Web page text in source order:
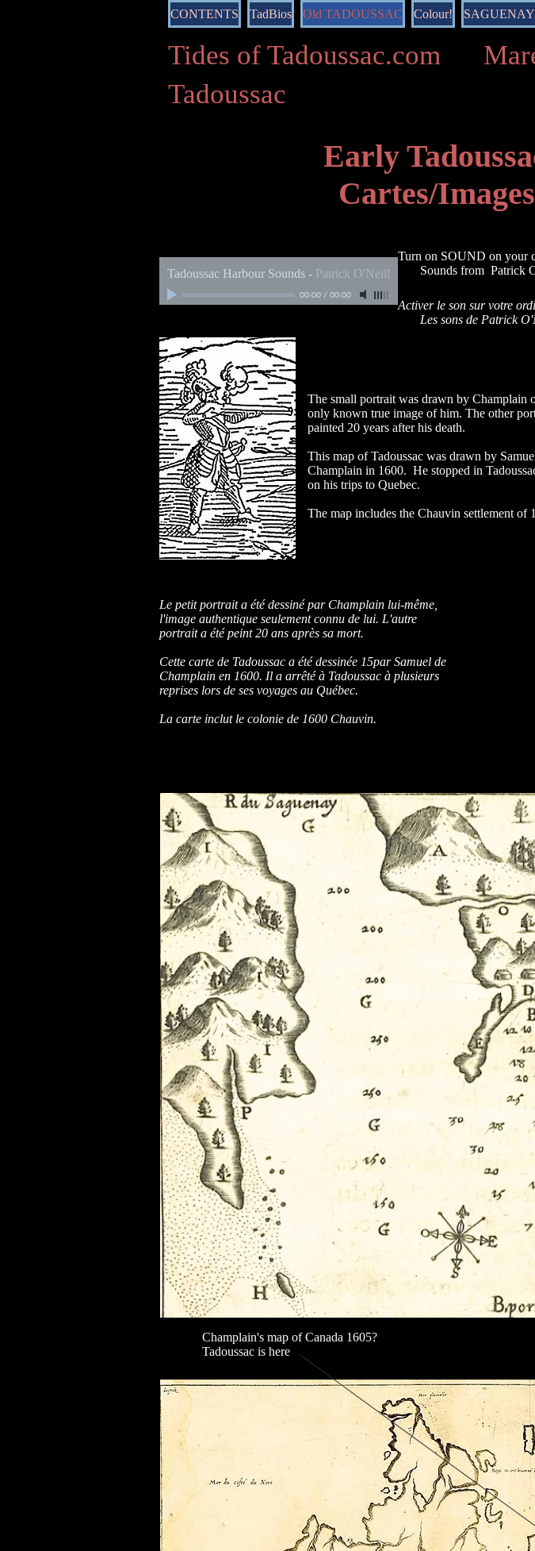
CONTENTS TadBios Old TADOUSSAC Colour! SAGUENAY
Tides of Tadoussac.com
Tadoussac
Early
Cartes/
Tadoussac Harbour Sounds - Patrick O'Neill
00:00/ 00:00
Turn on SOUND on your
Sounds from Patrick
Activer le son sur votre
Les sons de Patrick
The small portrait was drawn by Champlain
only known true image of him. The other
painted 20 years after his death.
This map of Tadoussac was drawn by
Champlain in 1600. He stopped in
on his trips to Quebec.
The map includes the Chauvin settlement of
Le petit portrait a été dessiné par Champlain lui-même,
l'image authentique seulement connu de lui. L'autre
portrait a été peint 20 ans après sa mort.
Cette carte de Tadoussac a été dessinée 15par Samuel de
Champlain en 1600. Il a arrêté à Tadoussac à plusieurs
reprises lors de ses voyages au Québec.
La carte inclut le colonie de 1600 Chauvin.
Champlain's map of Canada 1605?
Tadoussac is here